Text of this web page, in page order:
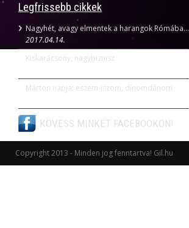
Legfrissebb cikkek
Nagyhét, avagy elmentek a harangok Rómába...
2017.04.14.
Kiskarácsony, nagybiznisz
Márton napja: eszem-iszom, dínomdánom
KÖVESS MINKET FACEBOOKON!
Copyright 2013 - Minden jog fenntartva! Gil.hu